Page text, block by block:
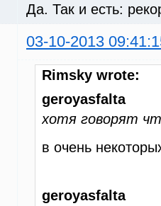
Да. Так и есть:
03-10-2013
Rimsky wrote:
geroyasfalta
хотя говорят
в очень
geroyasfalta